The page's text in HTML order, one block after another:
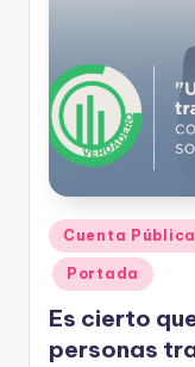
Publicado
en
Cuenta
Portada
Es cierto
personas